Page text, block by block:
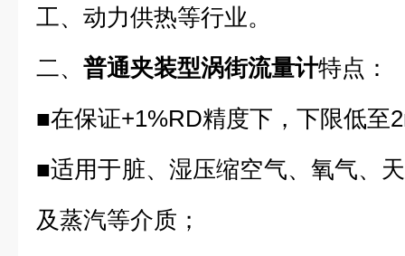
工、动力供热等行业。
二、 普通夹装型涡街流量计特点：
■在保证+1%RD精度下，下限低至
■适用于脏、湿压缩空气、氧气、
及蒸汽等介质；